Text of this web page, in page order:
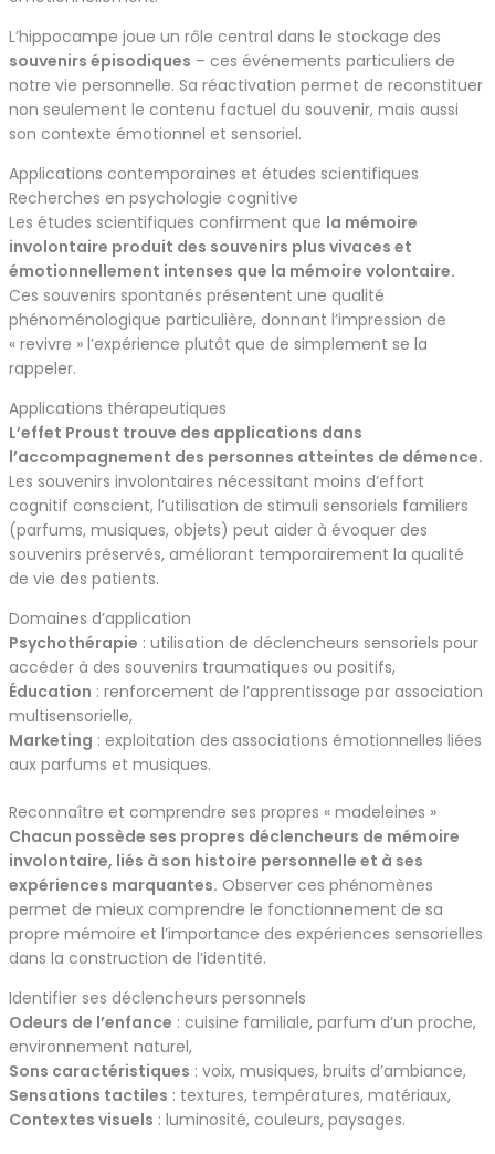
L’hippocampe joue un rôle central dans le stockage des
souvenirs épisodiques – ces événements particuliers de
notre vie personnelle. Sa réactivation permet de reconstituer
non seulement le contenu factuel du souvenir, mais aussi
son contexte émotionnel et sensoriel.
Applications contemporaines et études scientifiques
Recherches en psychologie cognitive
Les études scientifiques confirment que la mémoire
involontaire produit des souvenirs plus vivaces et
émotionnellement intenses que la mémoire volontaire.
Ces souvenirs spontanés présentent une qualité
phénoménologique particulière, donnant l’impression de
« revivre » l’expérience plutôt que de simplement se la
rappeler.
Applications thérapeutiques
L’effet Proust trouve des applications dans
l’accompagnement des personnes atteintes de démence.
Les souvenirs involontaires nécessitant moins d’effort
cognitif conscient, l’utilisation de stimuli sensoriels familiers
(parfums, musiques, objets) peut aider à évoquer des
souvenirs préservés, améliorant temporairement la qualité
de vie des patients.
Domaines d’application
Psychothérapie : utilisation de déclencheurs sensoriels pour
accéder à des souvenirs traumatiques ou positifs,
Éducation : renforcement de l’apprentissage par association
multisensorielle,
Marketing : exploitation des associations émotionnelles liées
aux parfums et musiques.
Reconnaître et comprendre ses propres « madeleines »
Chacun possède ses propres déclencheurs de mémoire
involontaire, liés à son histoire personnelle et à ses
expériences marquantes. Observer ces phénomènes
permet de mieux comprendre le fonctionnement de sa
propre mémoire et l’importance des expériences sensorielles
dans la construction de l’identité.
Identifier ses déclencheurs personnels
Odeurs de l’enfance : cuisine familiale, parfum d’un proche,
environnement naturel,
Sons caractéristiques : voix, musiques, bruits d’ambiance,
Sensations tactiles : textures, températures, matériaux,
Contextes visuels : luminosité, couleurs, paysages.